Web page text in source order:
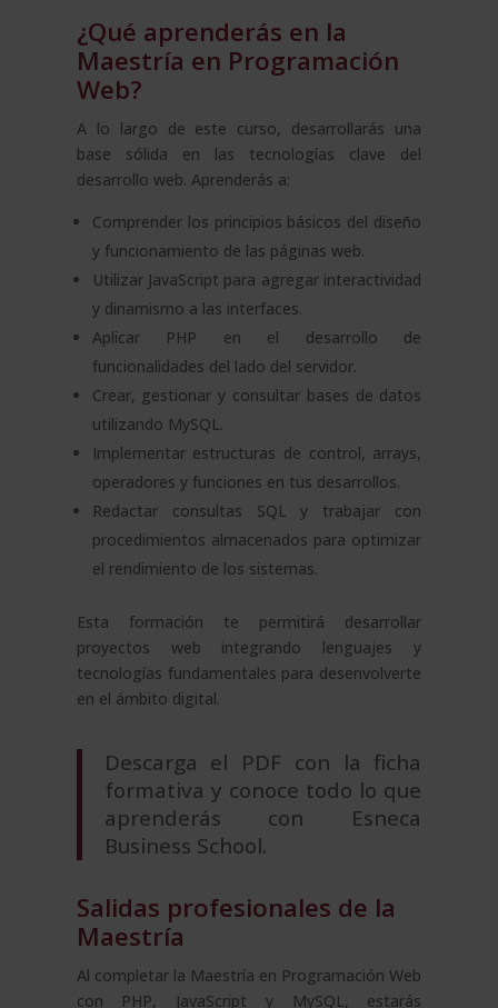
¿Qué aprenderás en la
Maestría en Programación
Web?
A lo largo de este curso, desarrollarás una
base sólida en las tecnologías clave del
desarrollo web. Aprenderás a:
Comprender los principios básicos del diseño
y funcionamiento de las páginas web.
Utilizar JavaScript para agregar interactividad
y dinamismo a las interfaces.
Aplicar PHP en el desarrollo de
funcionalidades del lado del servidor.
Crear, gestionar y consultar bases de datos
utilizando MySQL.
Implementar estructuras de control, arrays,
operadores y funciones en tus desarrollos.
Redactar consultas SQL y trabajar con
procedimientos almacenados para optimizar
el rendimiento de los sistemas.
Esta formación te permitirá desarrollar
proyectos web integrando lenguajes y
tecnologías fundamentales para desenvolverte
en el ámbito digital.
Descarga el PDF con la ficha
formativa y conoce todo lo que
aprenderás con Esneca
Business School.
Salidas profesionales de la
Maestría
Al completar la Maestría en Programación Web
con PHP, JavaScript y MySQL, estarás